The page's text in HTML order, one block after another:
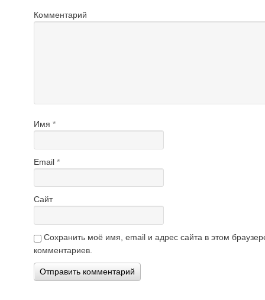
Комментарий
Имя *
Email *
Сайт
Сохранить моё имя, email и адрес сайта в этом
комментариев.